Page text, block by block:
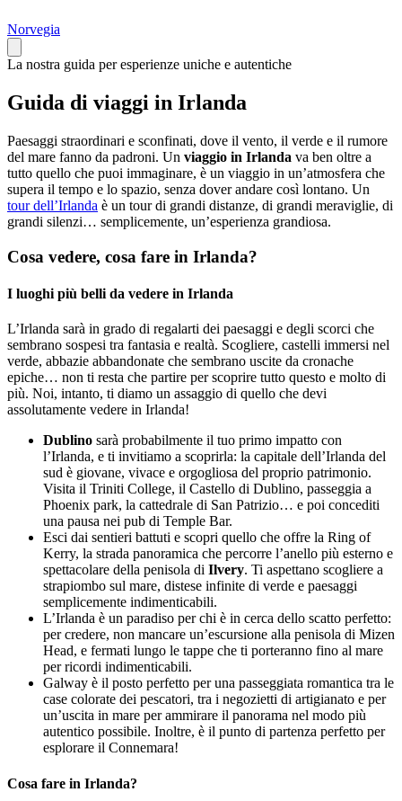
Norvegia
La nostra guida per esperienze uniche e autentiche
Guida di viaggi in Irlanda
Paesaggi straordinari e sconfinati, dove il vento, il verde e il rumore
del mare fanno da padroni. Un viaggio in Irlanda va ben oltre a
tutto quello che puoi immaginare, è un viaggio in un’atmosfera che
supera il tempo e lo spazio, senza dover andare così lontano. Un
tour dell’Irlanda è un tour di grandi distanze, di grandi meraviglie, di
grandi silenzi… semplicemente, un’esperienza grandiosa.
Cosa vedere, cosa fare in Irlanda?
I luoghi più belli da vedere in Irlanda
L’Irlanda sarà in grado di regalarti dei paesaggi e degli scorci che
sembrano sospesi tra fantasia e realtà. Scogliere, castelli immersi nel
verde, abbazie abbandonate che sembrano uscite da cronache
epiche… non ti resta che partire per scoprire tutto questo e molto di
più. Noi, intanto, ti diamo un assaggio di quello che devi
assolutamente vedere in Irlanda!
Dublino sarà probabilmente il tuo primo impatto con
l’Irlanda, e ti invitiamo a scoprirla: la capitale dell’Irlanda del
sud è giovane, vivace e orgogliosa del proprio patrimonio.
Visita il Triniti College, il Castello di Dublino, passeggia a
Phoenix park, la cattedrale di San Patrizio… e poi concediti
una pausa nei pub di Temple Bar.
Esci dai sentieri battuti e scopri quello che offre la Ring of
Kerry, la strada panoramica che percorre l’anello più esterno e
spettacolare della penisola di Ilvery. Ti aspettano scogliere a
strapiombo sul mare, distese infinite di verde e paesaggi
semplicemente indimenticabili.
L’Irlanda è un paradiso per chi è in cerca dello scatto perfetto:
per credere, non mancare un’escursione alla penisola di Mizen
Head, e fermati lungo le tappe che ti porteranno fino al mare
per ricordi indimenticabili.
Galway è il posto perfetto per una passeggiata romantica tra le
case colorate dei pescatori, tra i negozietti di artigianato e per
un’uscita in mare per ammirare il panorama nel modo più
autentico possibile. Inoltre, è il punto di partenza perfetto per
esplorare il Connemara!
Cosa fare in Irlanda?